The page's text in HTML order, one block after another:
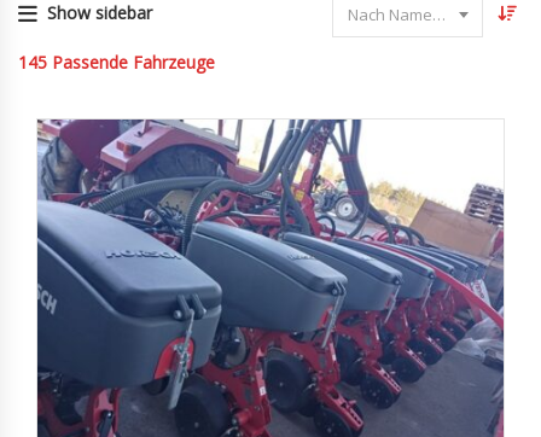
Show sidebar Nach Name sortieren
145 Passende Fahrzeuge